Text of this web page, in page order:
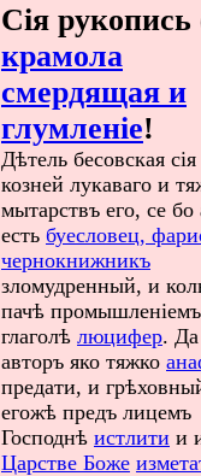
Сія рукопись
крамола
смердящая и
глумленіе!
Дѣтель бесовская
козней лукаваго и
мытарствъ его, се бо
есть буесловец,
чернокнижникъ
зломудренный, и
пачѣ
глаголѣ люцифер. Да
авторъ яко тяжко
предати, и
егожѣ предъ лицемъ
Господнѣ истлити и
Царстве Боже